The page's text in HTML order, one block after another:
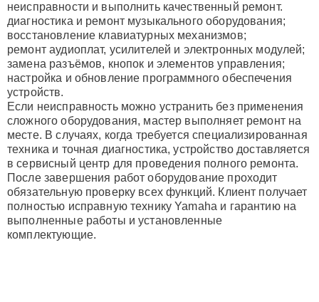
неисправности и выполнить качественный ремонт.
диагностика и ремонт музыкального оборудования;
восстановление клавиатурных механизмов;
ремонт аудиоплат, усилителей и электронных модулей;
замена разъёмов, кнопок и элементов управления;
настройка и обновление программного обеспечения
устройств.
Если неисправность можно устранить без применения
сложного оборудования, мастер выполняет ремонт на
месте. В случаях, когда требуется специализированная
техника и точная диагностика, устройство доставляется
в сервисный центр для проведения полного ремонта.
После завершения работ оборудование проходит
обязательную проверку всех функций. Клиент получает
полностью исправную технику Yamaha и гарантию на
выполненные работы и установленные
комплектующие.